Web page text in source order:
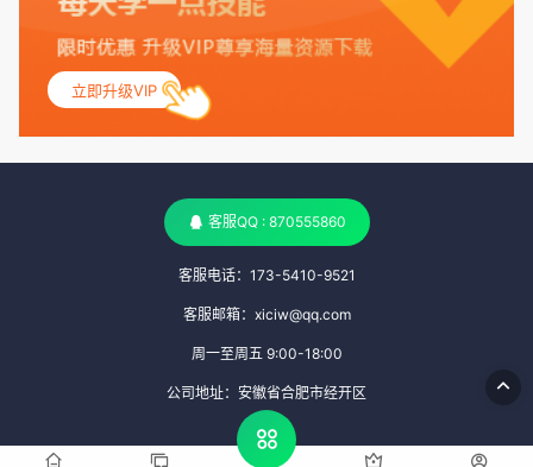
丶天空：
555
立即升级VIP
客服QQ : 870555860
客服电话：173-5410-9521
客服邮箱：xiciw@qq.com
周一至周五 9:00-18:00
公司地址：安徽省合肥市经开区